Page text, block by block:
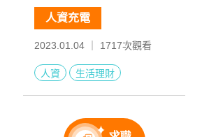
人資充電
2023.01.04 ｜ 1717次觀看
人資 生活理財